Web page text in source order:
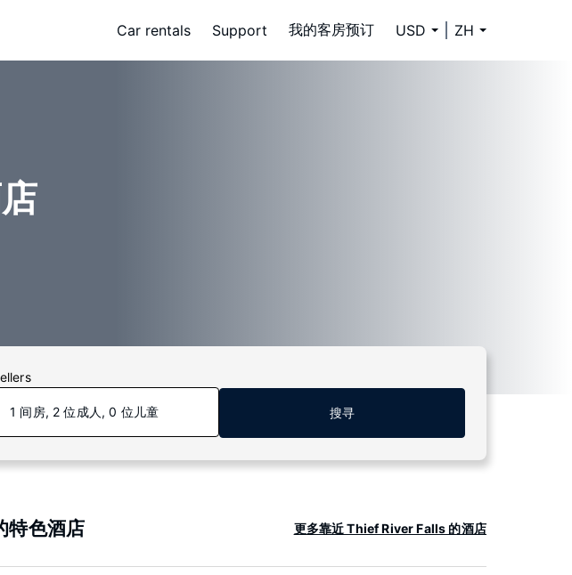
Car rentals Support 我的客房预订 USD ZH
1 间房, 2 位成人, 0 位儿童 搜寻
色酒店 更多靠近 Thief River Falls 的酒店